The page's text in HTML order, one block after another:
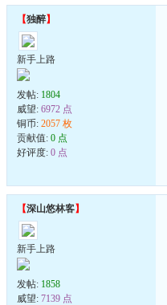
【独醉】
新手上路
发帖: 1804
威望: 6972 点
铜币: 2057 枚
贡献值: 0 点
好评度: 0 点
【深山悠林客】
新手上路
发帖: 1858
威望: 7139 点